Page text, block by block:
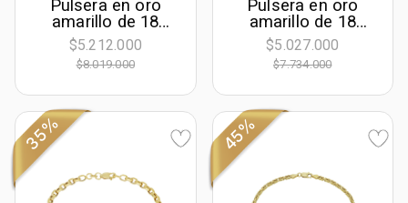
Pulsera en oro
amarillo de 18
Kilates, 19 cm. de
largo, 6.50 mm. de
ancho
$5.212.000
$8.019.000
Pulsera en oro
amarillo de 18
Kilates, 21 cm. de
largo, 4 mm. de
ancho, con
$5.027.000
$7.734.000
35% 45%